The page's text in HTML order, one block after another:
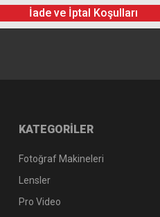
İade ve İptal Koşulları
KATEGORİLER
Fotoğraf Makineleri
Lensler
Pro Video